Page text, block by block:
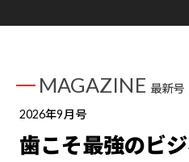
MAGAZINE 最新号
2026年9月号
歯こそ最強のビ